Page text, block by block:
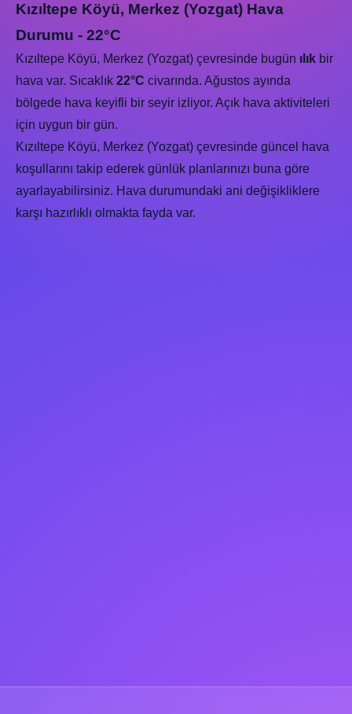
Kızıltepe Köyü, Merkez (Yozgat) Hava
Durumu - 22°C
Kızıltepe Köyü, Merkez (Yozgat) çevresinde bugün ılık bir
hava var. Sıcaklık 22°C civarında. Ağustos ayında
bölgede hava keyifli bir seyir izliyor. Açık hava aktiviteleri
için uygun bir gün.
Kızıltepe Köyü, Merkez (Yozgat) çevresinde güncel hava
koşullarını takip ederek günlük planlarınızı buna göre
ayarlayabilirsiniz. Hava durumundaki ani değişikliklere
karşı hazırlıklı olmakta fayda var.